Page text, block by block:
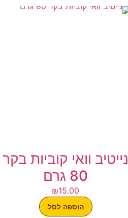
נייטיב וואי קוביות בקר
80 גרם
₪15.00
הוספה לסל